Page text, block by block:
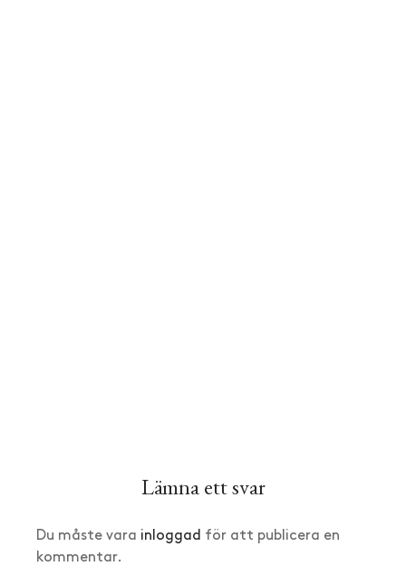
Lämna ett svar
Du måste vara inloggad för att publicera en
kommentar.